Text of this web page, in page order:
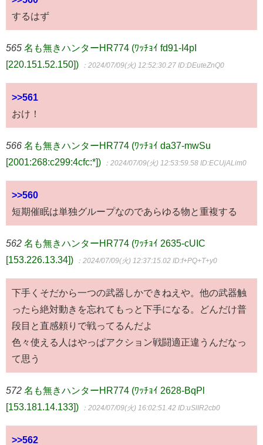
するはず
565 名も無きハンターHR774 (ﾜｯﾁｮｲ fd91-I4pI
[220.151.52.150])
：2024/07/09(火) 12:52:30.27 ID:DEuteZnQ0
>>561
おけ！
566 名も無きハンターHR774 (ﾜｯﾁｮｲ da37-mwSu
[2001:268:c299:4cfc:*])
：2024/07/09(火) 12:53:59.58 ID:ECUjALim0
>>560
短期催眠は単独グループなのであらゆる物と重複する
562 名も無きハンターHR774 (ﾜｯﾁｮｲ 2635-cUIC
[153.226.13.34])
：2024/07/09(火) 12:37:15.02 ID:f+PQ+T+y0
下手くそだから一つの武器しかできねえや。他の武器触
ったら絶対動きを忘れてもっと下手になる。どんだけ普
段目と直感頼りで戦ってるんだよ
色々使える人はやっぱアクション戦闘適正違うんだなっ
て思う
572 名も無きハンターHR774 (ﾜｯﾁｮｲ 2628-BqPl
[153.181.14.133])
：2024/07/09(火) 16:02:51.42 ID:uSlIR2cb0
>>562